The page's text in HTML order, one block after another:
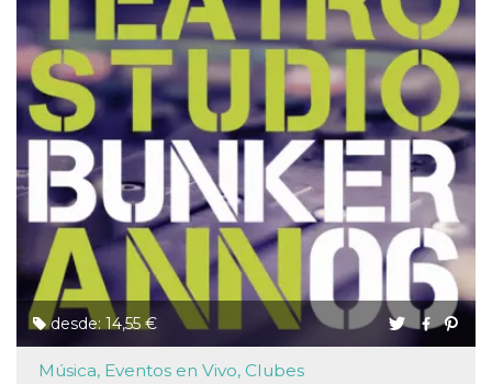
desde: 14,55 €
Música, Eventos en Vivo, Clubes